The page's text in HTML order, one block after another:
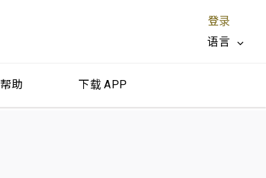
登录
语言
帮助 下载 APP